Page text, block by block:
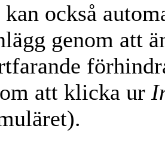
också
genom att
att klicka ur